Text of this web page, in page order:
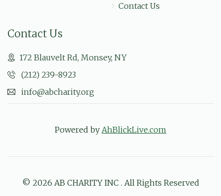
Contact Us
Contact Us
172 Blauvelt Rd, Monsey, NY
(212) 239-8923
info@abcharity.org
Powered by AhBlickLive.com
© 2026 AB CHARITY INC . All Rights Reserved